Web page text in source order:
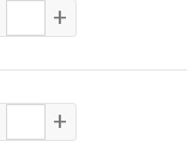
+
+